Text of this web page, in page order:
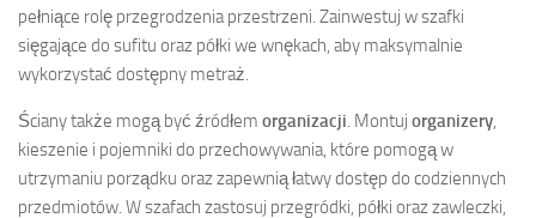
pełniące rolę przegrodzenia przestrzeni. Zainwestuj w szafki
sięgające do sufitu oraz półki we wnękach, aby maksymalnie
wykorzystać dostępny metraż.
Ściany także mogą być źródłem organizacji . Montuj organizery
kieszenie i pojemniki do przechowywania, które pomogą w
utrzymaniu porządku oraz zapewnią łatwy dostęp do codziennych
przedmiotów. W szafach zastosuj przegródki, półki oraz zawleczki,